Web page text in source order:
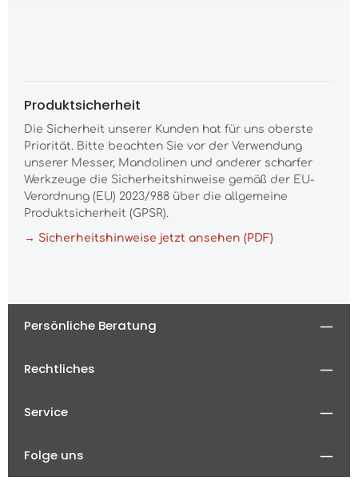
Produktsicherheit
Die Sicherheit unserer Kunden hat für uns oberste
Priorität. Bitte beachten Sie vor der Verwendung
unserer Messer, Mandolinen und anderer scharfer
Werkzeuge die Sicherheitshinweise gemäß der EU-
Verordnung (EU) 2023/988 über die allgemeine
Produktsicherheit (GPSR).
→ Sicherheitshinweise jetzt ansehen (PDF)
Persönliche Beratung
Rechtliches
Service
Folge uns